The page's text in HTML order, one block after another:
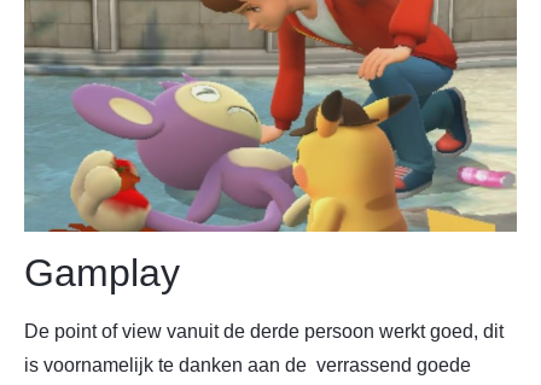
Gamplay
De point of view vanuit de derde persoon werkt goed, dit
is voornamelijk te danken aan de verrassend goede